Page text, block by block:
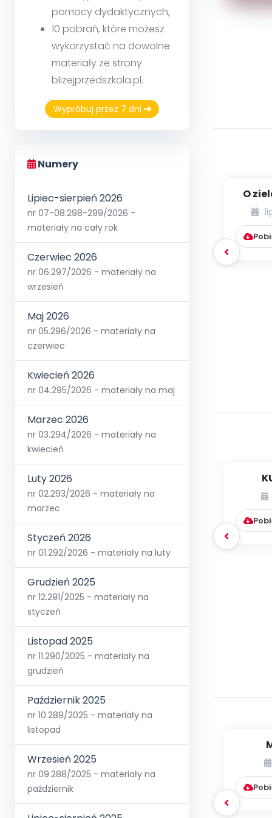
pomocy dydaktycznych,
10 pobrań, które możesz
wykorzystać na dowolne
materiały ze strony
blizejprzedszkola.pl.
Wypróbuj przez 7 dni
Numery
Lipiec-sierpień 2026
nr 07-08.298-299/2026 -
materiały na cały rok
Czerwiec 2026
nr 06.297/2026 - materiały na
wrzesień
Maj 2026
nr 05.296/2026 - materiały na
czerwiec
Kwiecień 2026
nr 04.295/2026 - materiały na maj
Marzec 2026
nr 03.294/2026 - materiały na
kwiecień
Luty 2026
nr 02.293/2026 - materiały na
marzec
Styczeń 2026
nr 01.292/2026 - materiały na luty
Grudzień 2025
nr 12.291/2025 - materiały na
styczeń
Listopad 2025
nr 11.290/2025 - materiały na
grudzień
Październik 2025
nr 10.289/2025 - materiały na
listopad
Wrzesień 2025
nr 09.288/2025 - materiały na
październik
O